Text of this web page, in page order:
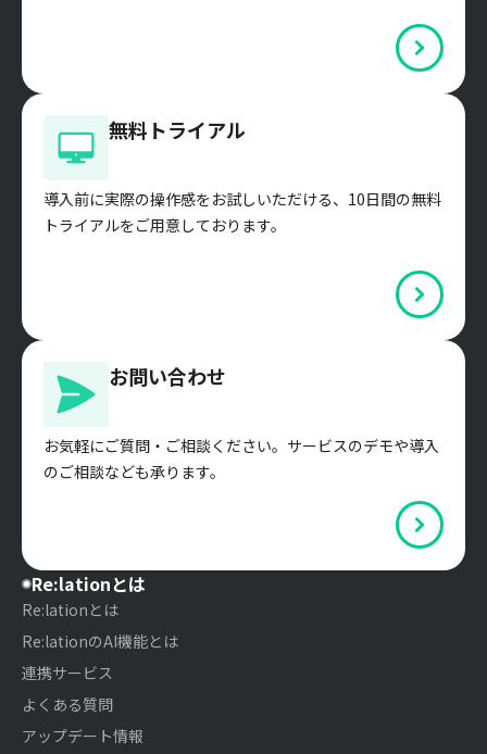
無料トライアル
導入前に実際の操作感をお試しいただける、10日間の無料
トライアルをご用意しております。
お問い合わせ
お気軽にご質問・ご相談ください。サービスのデモや導入
のご相談なども承ります。
Re:lationとは
Re:lationとは
Re:lationのAI機能とは
連携サービス
よくある質問
アップデート情報